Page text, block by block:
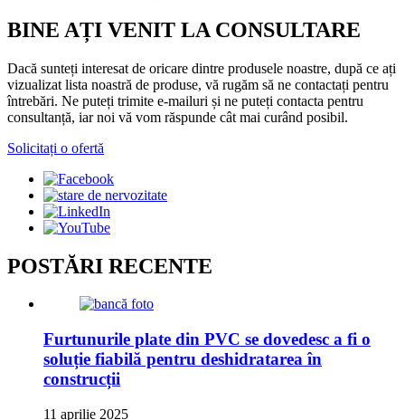
BINE AȚI VENIT LA CONSULTARE
Dacă sunteți interesat de oricare dintre produsele noastre, după ce ați
vizualizat lista noastră de produse, vă rugăm să ne contactați pentru
întrebări. Ne puteți trimite e-mailuri și ne puteți contacta pentru
consultanță, iar noi vă vom răspunde cât mai curând posibil.
Solicitați o ofertă
POSTĂRI RECENTE
Furtunurile plate din PVC se dovedesc a fi o
soluție fiabilă pentru deshidratarea în
construcții
11 aprilie 2025